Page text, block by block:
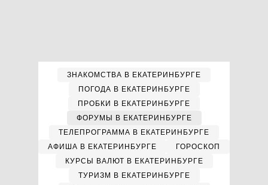
ЗНАКОМСТВА В ЕКАТЕРИНБУРГЕ
ПОГОДА В ЕКАТЕРИНБУРГЕ
ПРОБКИ В ЕКАТЕРИНБУРГЕ
ФОРУМЫ В ЕКАТЕРИНБУРГЕ
ТЕЛЕПРОГРАММА В ЕКАТЕРИНБУРГЕ
АФИША В ЕКАТЕРИНБУРГЕ
ГОРОСКОП
КУРСЫ ВАЛЮТ В ЕКАТЕРИНБУРГЕ
ТУРИЗМ В ЕКАТЕРИНБУРГЕ